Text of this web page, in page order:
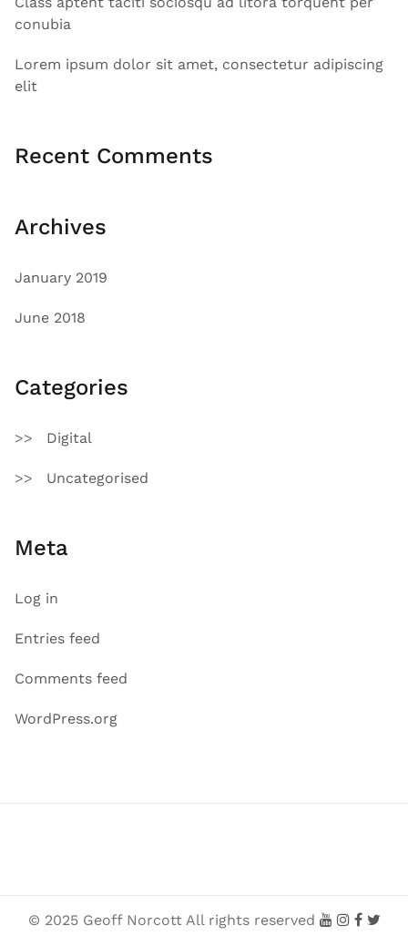
conubia
Lorem ipsum dolor sit amet, consectetur adipiscing
elit
Recent Comments
Archives
January 2019
June 2018
Categories
Digital
Uncategorised
Meta
Log in
Entries feed
Comments feed
WordPress.org
© 2025 Geoff Norcott All rights reserved